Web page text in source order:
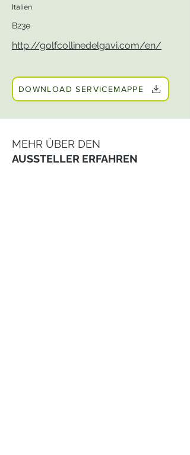
Italien
B23e
http://golfcollinedelgavi.com/en/
DOWNLOAD SERVICEMAPPE
MEHR ÜBER DEN
AUSSTELLER ERFAHREN